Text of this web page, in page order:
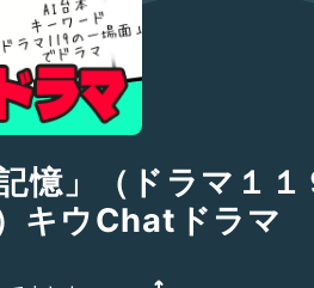
憶」（ドラマ１１
キウChatドラマ